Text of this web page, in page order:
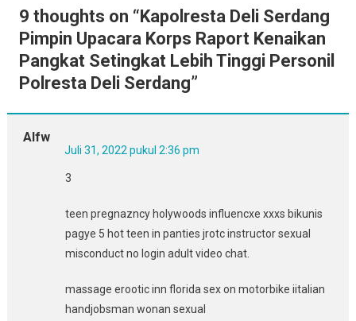
9 thoughts on “Kapolresta Deli Serdang
Pimpin Upacara Korps Raport Kenaikan
Pangkat Setingkat Lebih Tinggi Personil
Polresta Deli Serdang”
Alfw
Juli 31, 2022 pukul 2:36 pm
3
teen pregnazncy holywoods influencxe xxxs bikunis
pagye 5 hot teen in panties jrotc instructor sexual
misconduct no login adult video chat.
massage erootic inn florida sex on motorbike iitalian
handjobsman wonan sexual